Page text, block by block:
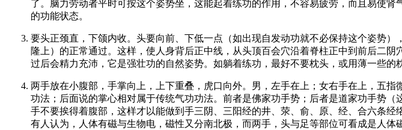
了。脑力劳动者平时可按这个姿势坐，这能起着练功的作用，不容易疲劳，而且易使
的功能状态。
要头正颈直，下颌内收。头要向前、下低一点（如出现自发动功就不必保持这个姿势
隆上）的正常通过。这样，使人身背后正中线，从头顶百会穴沿着脊柱正中到前后二
过后会精力充沛，它是强壮功的自然姿势。如躺着练功，最好不要枕头，或用薄一些的
两手放在小腹部，手掌向上，上下重叠，虎口向外。男，左手在上；女右手在上，五
功法；后面说的掌心相对属于传统气功功法。前者是佛家功手势；后者是道家功手势
手不要挨得着腹部，这样才以能做到手三阴、三阳经的井、荥、俞、原、经、合六条
有人认为，人体有磁与生物电，磁性又分南北极，而两手，头与足等部位可看成是人